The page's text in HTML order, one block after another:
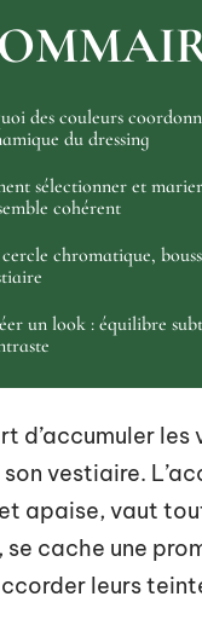
des couleurs
du dressing
sélectionner et
cohérent
chromatique,
un look : équilibre
d’accumuler
vestiaire.
apaise, vaut
se cache une
leurs